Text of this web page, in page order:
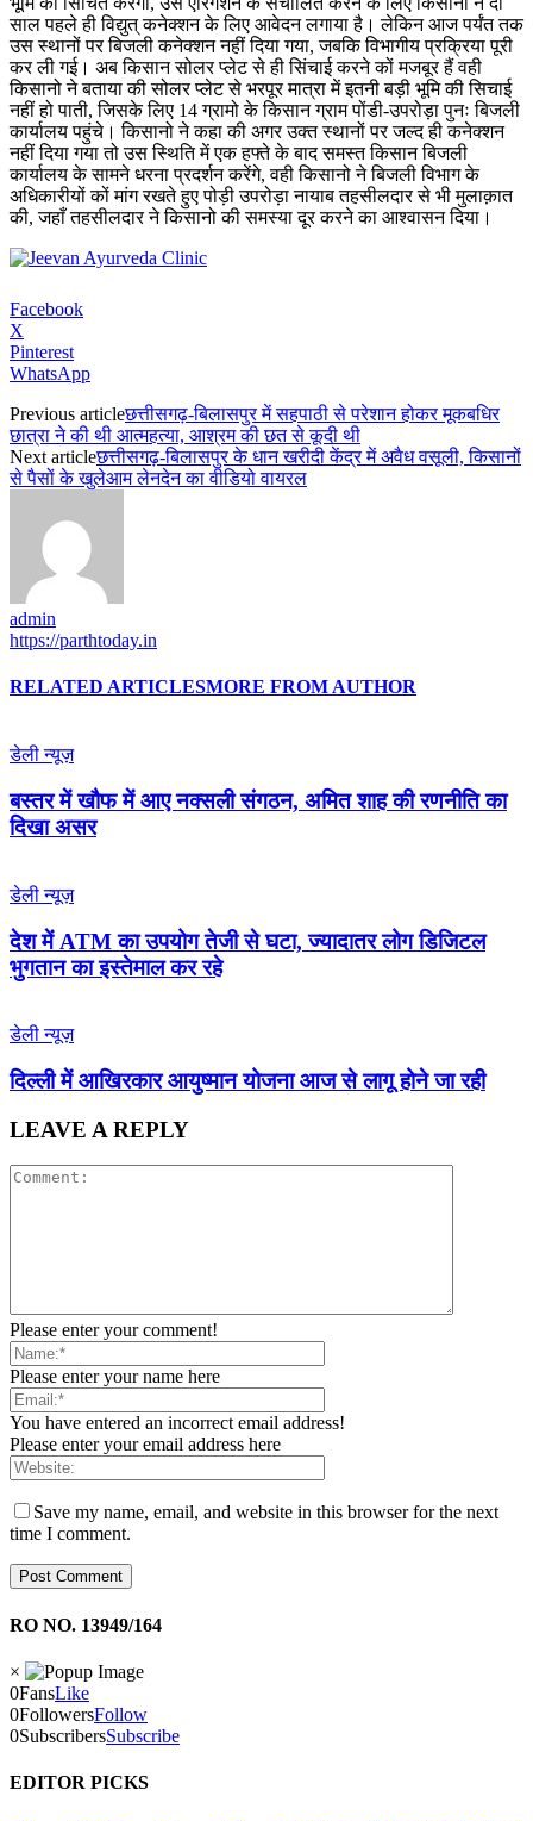
साल पहले ही विद्युत् कनेक्शन के लिए आवेदन लगाया है। लेकिन आज पर्यंत तक
उस स्थानों पर बिजली कनेक्शन नहीं दिया गया, जबकि विभागीय प्रक्रिया पूरी
कर ली गई। अब किसान सोलर प्लेट से ही सिंचाई करने कों मजबूर हैं वही
किसानो ने बताया की सोलर प्लेट से भरपूर मात्रा में इतनी बड़ी भूमि की सिचाई
नहीं हो पाती, जिसके लिए 14 ग्रामो के किसान ग्राम पोंडी-उपरोड़ा पुनः बिजली
कार्यालय पहुंचे। किसानो ने कहा की अगर उक्त स्थानों पर जल्द ही कनेक्शन
नहीं दिया गया तो उस स्थिति में एक हफ्ते के बाद समस्त किसान बिजली
कार्यालय के सामने धरना प्रदर्शन करेंगे, वही किसानो ने बिजली विभाग के
अधिकारीयों कों मांग रखते हुए पोड़ी उपरोड़ा नायाब तहसीलदार से भी मुलाक़ात
की, जहाँ तहसीलदार ने किसानो की समस्या दूर करने का आश्वासन दिया।
Facebook
X
Pinterest
WhatsApp
Previous articleछत्तीसगढ़-बिलासपुर में सहपाठी से परेशान होकर मूकबधिर
छात्रा ने की थी आत्महत्या, आश्रम की छत से कूदी थी
Next articleछत्तीसगढ़-बिलासपुर के धान खरीदी केंद्र में अवैध वसूली, किसानों
से पैसों के खुलेआम लेनदेन का वीडियो वायरल
admin
https://parthtoday.in
RELATED ARTICLESMORE FROM AUTHOR
डेली न्यूज़
बस्तर में खौफ में आए नक्सली संगठन, अमित शाह की रणनीति का
दिखा असर
डेली न्यूज़
देश में ATM का उपयोग तेजी से घटा, ज्यादातर लोग डिजिटल
भुगतान का इस्तेमाल कर रहे
डेली न्यूज़
द‍िल्‍ली में आख‍िरकार आयुष्‍मान योजना आज से लागू होने जा रही
LEAVE A REPLY
Please enter your comment!
Please enter your name here
You have entered an incorrect email address!
Please enter your email address here
Save my name, email, and website in this browser for the next
time I comment.
RO NO. 13949/164
×
0FansLike
0FollowersFollow
0SubscribersSubscribe
EDITOR PICKS